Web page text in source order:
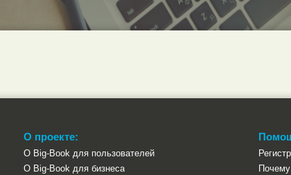
О проекте:
О Big-Book для пользователей
О Big-Book для бизнеса